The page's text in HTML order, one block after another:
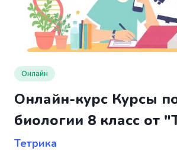
Онлайн
Онлайн-курс Курсы
биологии 8 класс от
Тетрика